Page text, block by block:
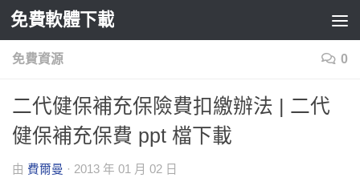
Skip to content
免費軟體下載
免費資源 0
二代健保補充保險費扣繳辦法 | 二代
健保補充保費 ppt 檔下載
由 費爾曼 · 2013 年 01 月 02 日